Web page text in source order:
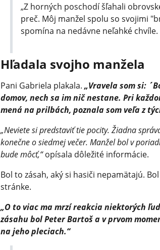
„Z horných poschodí šľahali
preč. Môj manžel spolu so svojimi
spomína na nedávne neľahké chvíle.
Hľadala svojho manžela
Pani Gabriela plakala. „Vravela som si:
domov, nech sa im nič nestane. Pri
mená na prilbách, poznala som veľa z
„Neviete si predstaviť tie pocity. Žiadna
konečne o siedmej večer. Manžel bol v
bude môcť,“opísala dôležité informácie.
Bol to zásah, aký si hasiči nepamätajú.
stránke.
„O to viac ma mrzí reakcia niektorých
zásahu bol Peter Bartoš a v prvom
na jeho pleciach.“